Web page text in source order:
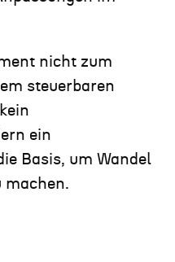
nicht zum
steuerbaren
ein
Basis, um Wandel
machen.